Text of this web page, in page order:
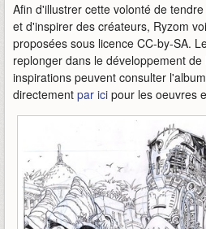
Afin d'illustrer cette volonté de
et d'inspirer des créateurs, Ryzom
proposées sous licence CC-by-SA.
replonger dans le développement
inspirations peuvent consulter
directement par ici pour les oeuvres